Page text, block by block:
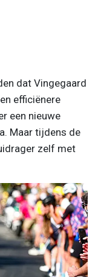
dat Vingegaard
efficiënere
een nieuwe
Maar tijdens de
zelf met